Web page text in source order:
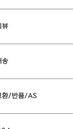
뷰
송
환/반품/AS